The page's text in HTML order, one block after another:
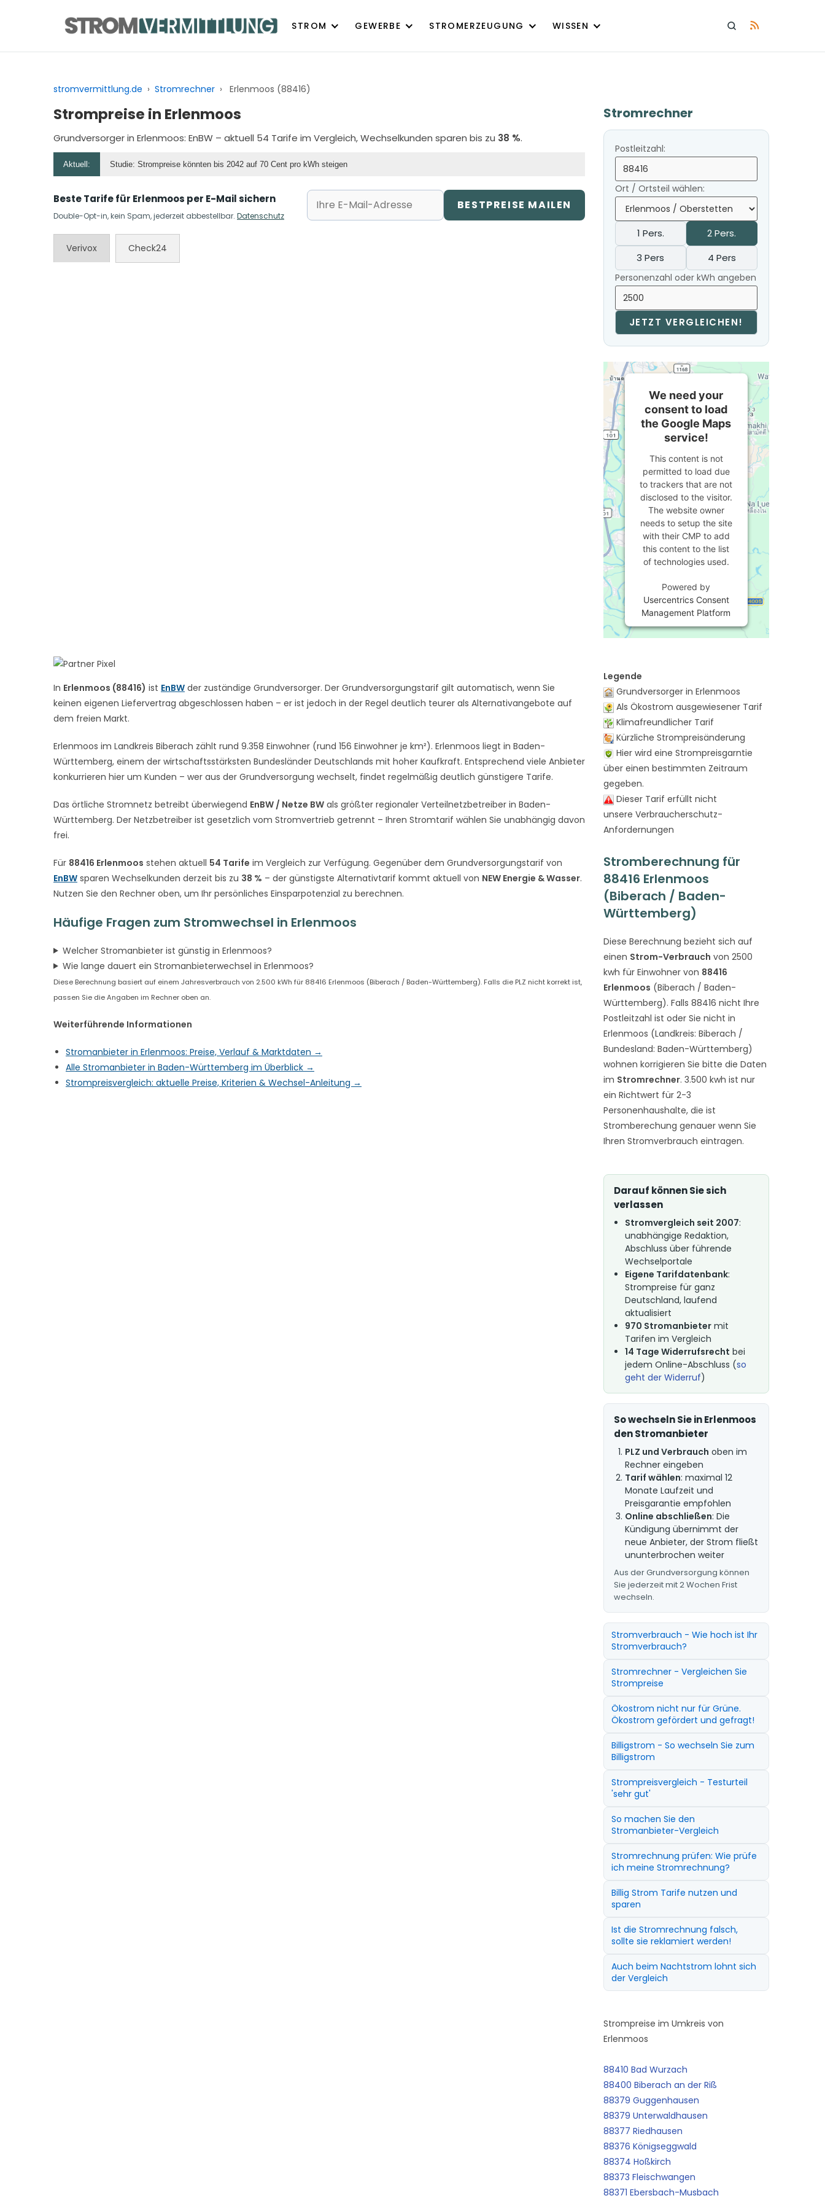
STROM GEWERBE STROMERZEUGUNG WISSEN
stromvermittlung.de › Stromrechner › Erlenmoos (88416)
Strompreise in Erlenmoos
Grundversorger in Erlenmoos: EnBW – aktuell 54 Tarife im Vergleich, Wechselkunden sparen bis zu 38 %.
In Erlenmoos (88416) ist EnBW der zuständige Grundversorger. Der Grundversorgungstarif gilt automatisch, wenn Sie
keinen eigenen Liefervertrag abgeschlossen haben – er ist jedoch in der Regel deutlich teurer als Alternativangebote auf
dem freien Markt.
Erlenmoos im Landkreis Biberach zählt rund 9.358 Einwohner (rund 156 Einwohner je km²). Erlenmoos liegt in Baden-
Württemberg, einem der wirtschaftsstärksten Bundesländer Deutschlands mit hoher Kaufkraft. Entsprechend viele Anbieter
konkurrieren hier um Kunden – wer aus der Grundversorgung wechselt, findet regelmäßig deutlich günstigere Tarife.
Das örtliche Stromnetz betreibt überwiegend EnBW / Netze BW als größter regionaler Verteilnetzbetreiber in Baden-
Württemberg. Der Netzbetreiber ist gesetzlich vom Stromvertrieb getrennt – Ihren Stromtarif wählen Sie unabhängig davon
frei.
Für 88416 Erlenmoos stehen aktuell 54 Tarife im Vergleich zur Verfügung. Gegenüber dem Grundversorgungstarif von
EnBW sparen Wechselkunden derzeit bis zu 38 % – der günstigste Alternativtarif kommt aktuell von NEW Energie & Wasser.
Nutzen Sie den Rechner oben, um Ihr persönliches Einsparpotenzial zu berechnen.
Häufige Fragen zum Stromwechsel in Erlenmoos
Welcher Stromanbieter ist günstig in Erlenmoos?
Wie lange dauert ein Stromanbieterwechsel in Erlenmoos?
Diese Berechnung basiert auf einem Jahresverbrauch von 2.500 kWh für 88416 Erlenmoos (Biberach / Baden-Württemberg). Falls die PLZ nicht korrekt ist,
passen Sie die Angaben im Rechner oben an.
Weiterführende Informationen
Stromanbieter in Erlenmoos: Preise, Verlauf & Marktdaten →
Alle Stromanbieter in Baden-Württemberg im Überblick →
Strompreisvergleich: aktuelle Preise, Kriterien & Wechsel-Anleitung →
Aktuell: Studie: Strompreise könnten bis 2042 auf 70 Cent pro kWh steigen
Beste Tarife für Erlenmoos per E-Mail sichern
Double-Opt-in, kein Spam, jederzeit abbestellbar. Datenschutz
BESTPREISE MAILEN
Verivox Check24
Stromrechner
Postleitzahl:
Ort / Ortsteil wählen:
1 Pers.
2 Pers.
3 Pers
4 Pers
Personenzahl oder kWh angeben
JETZT VERGLEICHEN!
We need your
consent to load
the Google Maps
service!
This content is not
permitted to load due
to trackers that are not
disclosed to the visitor.
The website owner
needs to setup the site
with their CMP to add
this content to the list
of technologies used.
Powered by
Usercentrics Consent
Management Platform
Legende
Grundversorger in Erlenmoos
Als Ökostrom ausgewiesener Tarif
Klimafreundlicher Tarif
Kürzliche Strompreisänderung
Hier wird eine Strompreisgarntie
über einen bestimmten Zeitraum
gegeben.
Dieser Tarif erfüllt nicht
unsere Verbraucherschutz-
Anfordernungen
Stromberechnung für
88416 Erlenmoos
(Biberach / Baden-
Württemberg)
Diese Berechnung bezieht sich auf
einen Strom-Verbrauch von 2500
kwh für Einwohner von 88416
Erlenmoos (Biberach / Baden-
Württemberg). Falls 88416 nicht Ihre
Postleitzahl ist oder Sie nicht in
Erlenmoos (Landkreis: Biberach /
Bundesland: Baden-Württemberg)
wohnen korrigieren Sie bitte die Daten
im Stromrechner. 3.500 kwh ist nur
ein Richtwert für 2-3
Personenhaushalte, die ist
Stromberechung genauer wenn Sie
Ihren Stromverbrauch eintragen.
Darauf können Sie sich
verlassen
Stromvergleich seit 2007:
unabhängige Redaktion,
Abschluss über führende
Wechselportale
Eigene Tarifdatenbank:
Strompreise für ganz
Deutschland, laufend
aktualisiert
970 Stromanbietermit
Tarifen im Vergleich
14 Tage Widerrufsrecht bei
jedem Online-Abschluss (so
geht der Widerruf)
So wechseln Sie in Erlenmoos
den Stromanbieter
PLZ und Verbrauch oben im
Rechner eingeben
Tarif wählen: maximal 12
Monate Laufzeit und
Preisgarantie empfohlen
Online abschließen: Die
Kündigung übernimmt der
neue Anbieter, der Strom fließt
ununterbrochen weiter
Aus der Grundversorgung können
Sie jederzeit mit 2 Wochen Frist
wechseln.
Stromverbrauch - Wie hoch ist Ihr
Stromverbrauch?
Stromrechner - Vergleichen Sie
Strompreise
Ökostrom nicht nur für Grüne.
Ökostrom gefördert und gefragt!
Billigstrom - So wechseln Sie zum
Billigstrom
Strompreisvergleich - Testurteil
'sehr gut'
So machen Sie den
Stromanbieter-Vergleich
Stromrechnung prüfen: Wie prüfe
ich meine Stromrechnung?
Billig Strom Tarife nutzen und
sparen
Ist die Stromrechnung falsch,
sollte sie reklamiert werden!
Auch beim Nachtstrom lohnt sich
der Vergleich
Strompreise im Umkreis von
Erlenmoos
88410 Bad Wurzach
88400 Biberach an der Riß
88379 Guggenhausen
88379 Unterwaldhausen
88377 Riedhausen
88376 Königseggwald
88374 Hoßkirch
88373 Fleischwangen
88371 Ebersbach-Musbach